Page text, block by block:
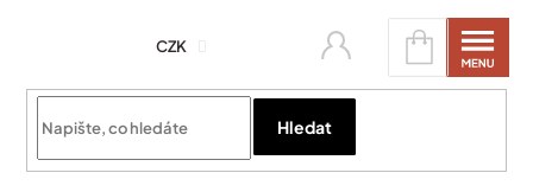
CZK
Hledat
Nákupní
košík